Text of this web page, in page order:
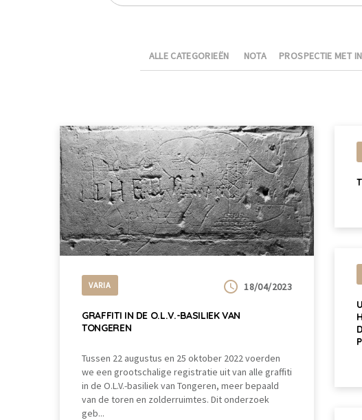
ALLE CATEGORIEËN NOTA PROSPECTIE MET
18/04/2023
VARIA
GRAFFITI IN DE O.L.V.-BASILIEK VAN
TONGEREN
Tussen 22 augustus en 25 oktober 2022 voerden
we een grootschalige registratie uit van alle graffiti
in de O.L.V.-basiliek van Tongeren, meer bepaald
van de toren en zolderruimtes. Dit onderzoek
geb...